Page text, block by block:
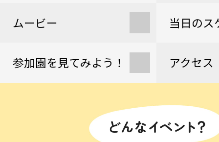
ムービー 当日のス
参加園を見てみよう！ アクセス